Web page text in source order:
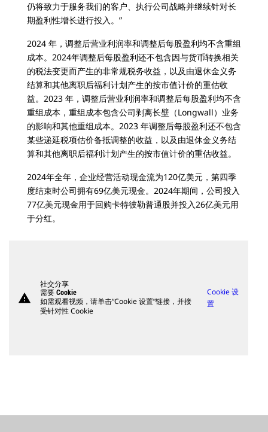
仍将致力于服务我们的客户、执行公司战略并继续针对长
期盈利性增长进行投入。”
2024 年，调整后营业利润率和调整后每股盈利均不含重组
成本。2024年调整后每股盈利还不包含因与货币转换相关
的税法变更而产生的非常规税务收益，以及由退休金义务
结算和其他离职后福利计划产生的按市值计价的重估收
益。2023 年，调整后营业利润率和调整后每股盈利均不含
重组成本，重组成本包含公司剥离长壁（Longwall）业务
的影响和其他重组成本。2023 年调整后每股盈利还不包含
某些递延税项估价备抵调整的收益，以及由退休金义务结
算和其他离职后福利计划产生的按市值计价的重估收益。
2024年全年，企业经营活动现金流为120亿美元，第四季
度结束时公司拥有69亿美元现金。2024年期间，公司投入
77亿美元现金用于回购卡特彼勒普通股并投入26亿美元用
于分红。
warning
社交分享
需要 Cookie
如需观看视频，请单击“Cookie 设置”链接，并接
受针对性 Cookie
Cookie 设
置